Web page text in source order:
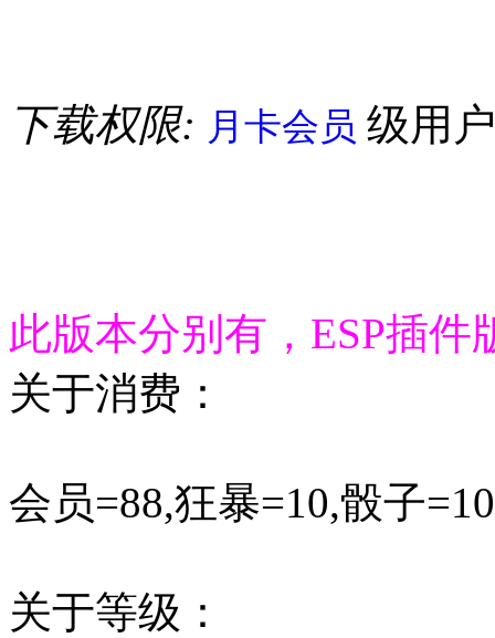
下载权限: 月卡会员 级用
此版本分别有，ESP插
关于消费：
会员=88,狂暴=10,骰子
关于等级：